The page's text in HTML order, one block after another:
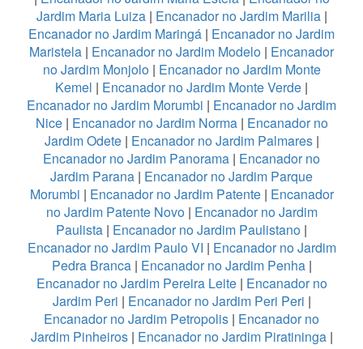
Jardim Maria Luiza| Encanador no Jardim Marilia|
Encanador no Jardim Maringá | Encanador no Jardim
Maristela | Encanador no Jardim Modelo | Encanador
no Jardim Monjolo| Encanador no Jardim Monte
Kemel | Encanador no Jardim Monte Verde |
Encanador no Jardim Morumbi | Encanador no Jardim
Nice| Encanador no Jardim Norma| Encanador no
Jardim Odete| Encanador no Jardim Palmares|
Encanador no Jardim Panorama | Encanador no
Jardim Parana | Encanador no Jardim Parque
Morumbi | Encanador no Jardim Patente| Encanador
no Jardim Patente Novo| Encanador no Jardim
Paulista | Encanador no Jardim Paulistano |
Encanador no Jardim Paulo VI | Encanador no Jardim
Pedra Branca| Encanador no Jardim Penha|
Encanador no Jardim Pereira Leite| Encanador no
Jardim Peri | Encanador no Jardim Peri Peri |
Encanador no Jardim Petropolis | Encanador no
Jardim Pinheiros| Encanador no Jardim Piratininga|